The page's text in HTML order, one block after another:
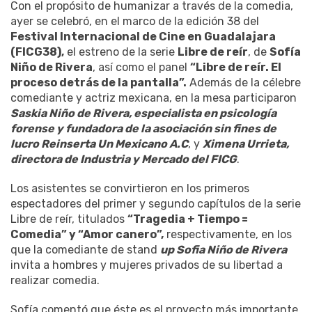
Con el propósito de humanizar a través de la comedia,
ayer se celebró, en el marco de la edición 38 del
Festival Internacional de Cine en Guadalajara
(FICG38), el estreno de la serie Libre de reír, de Sofía
Niño de Rivera, así como el panel “Libre de reír. El
proceso detrás de la pantalla”. Además de la célebre
comediante y actriz mexicana, en la mesa participaron
Saskia Niño de Rivera, especialista en psicología
forense y fundadora de la asociación sin fines de
lucro Reinserta Un Mexicano A.C, y Ximena Urrieta,
directora de Industria y Mercado del FICG.
Los asistentes se convirtieron en los primeros
espectadores del primer y segundo capítulos de la serie
Libre de reír, titulados “Tragedia + Tiempo =
Comedia” y “Amor canero”, respectivamente, en los
que la comediante de stand up Sofia Niño de Rivera
invita a hombres y mujeres privados de su libertad a
realizar comedia.